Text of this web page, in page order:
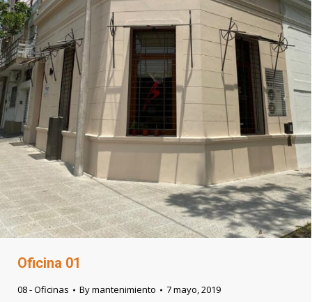
Oficina 01
08 - Oficinas Bymantenimiento 7 mayo, 2019